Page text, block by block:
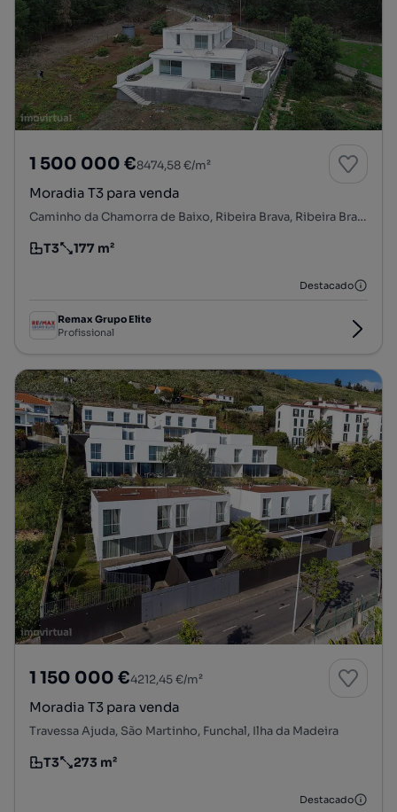
1 500 000 €8474,58 €/m²
Moradia T3 para venda
Caminho da Chamorra de Baixo, Ribeira Brava, Ribeira Brava, Ilha da Madeira
Tipologia
T3
Preço por metro quadrado
177 m²
Destacado
Remax Grupo Elite
Profissional
1 150 000 €4212,45 €/m²
Moradia T3 para venda
Travessa Ajuda, São Martinho, Funchal, Ilha da Madeira
Tipologia
T3
Preço por metro quadrado
273 m²
Destacado